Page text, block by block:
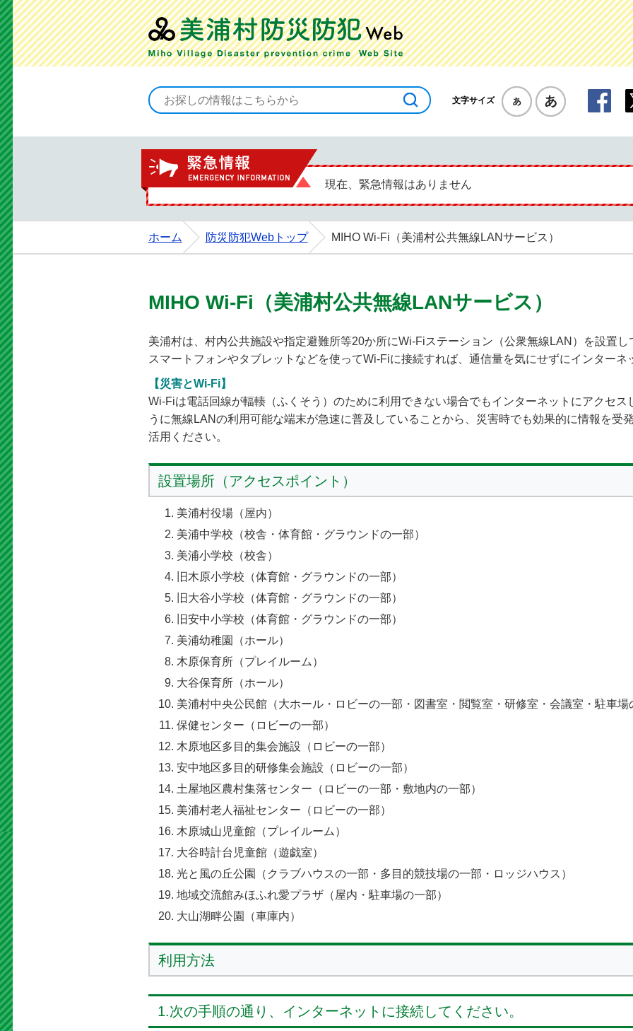
文字サイズ 標準 拡大 美
現在、緊急情報はありません
ホーム 防災防犯Webトップ MIHO Wi-Fi（美浦村公共無線LANサービス）
MIHO Wi-Fi（美浦村公共無線LANサービス）
美浦村は、村内公共施設や指定避難所等20か所にWi-Fiステーション（公衆無線LAN）を設置し
スマートフォンやタブレットなどを使ってWi-Fiに接続すれば、通信量を気にせずにインターネ
【災害とWi-Fi】
Wi-Fiは電話回線が輻輳（ふくそう）のために利用できない場合でもインターネットにアクセス
うに無線LANの利用可能な端末が急速に普及していることから、災害時でも効果的に情報を受
活用ください。
設置場所（アクセスポイント）
美浦村役場（屋内）
美浦中学校（校舎・体育館・グラウンドの一部）
美浦小学校（校舎）
旧木原小学校（体育館・グラウンドの一部）
旧大谷小学校（体育館・グラウンドの一部）
旧安中小学校（体育館・グラウンドの一部）
美浦幼稚園（ホール）
木原保育所（プレイルーム）
大谷保育所（ホール）
美浦村中央公民館（大ホール・ロビーの一部・図書室・閲覧室・研修室・会議室・駐車場
保健センター（ロビーの一部）
木原地区多目的集会施設（ロビーの一部）
安中地区多目的研修集会施設（ロビーの一部）
土屋地区農村集落センター（ロビーの一部・敷地内の一部）
美浦村老人福祉センター（ロビーの一部）
木原城山児童館（プレイルーム）
大谷時計台児童館（遊戯室）
光と風の丘公園（クラブハウスの一部・多目的競技場の一部・ロッジハウス）
地域交流館みほふれ愛プラザ（屋内・駐車場の一部）
大山湖畔公園（車庫内）
利用方法
1.次の手順の通り、インターネットに接続してください。